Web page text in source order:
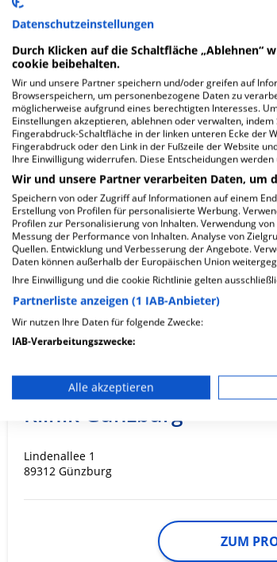
Bezirkskliniken
Bezirkskrankenhaus
Lindenallee 2
89312 Günzburg
ZUM
In dieser Klinik sind leider
via
Kreiskliniken Günzburg-
Klinik Günzburg
Lindenallee 1
89312 Günzburg
ZUM
Datenschutzeinstellungen
Durch Klicken auf die Schaltfläche
cookie beibehalten.
Wir und unsere Partner speichern und/oder greifen auf
Browserspeichern, um personenbezogene Daten zu
möglicherweise aufgrund eines berechtigten Interesses.
Einstellungen akzeptieren, ablehnen oder verwalten,
Fingerabdruck-Schaltfläche in der linken unteren Ecke der
Fingerabdruck oder den Link in der Fußzeile der Website
Ihre Einwilligung widerrufen. Diese Entscheidungen
Wir und unsere Partner verarbeiten Daten, um
Speichern von oder Zugriff auf Informationen auf einem
Erstellung von Profilen für personalisierte Werbung.
Profilen zur Personalisierung von Inhalten. Verwendung
Messung der Performance von Inhalten. Analyse von
Quellen. Entwicklung und Verbesserung der Angebote.
Daten können außerhalb der Europäischen Union
Ihre Einwilligung und die cookie Richtlinie gelten
Partnerliste anzeigen (1 IAB-Anbieter)
Wir nutzen Ihre Daten für folgende Zwecke:
IAB-Verarbeitungszwecke:
Verwendung reduzierter Daten zur Auswahl
Erstellung von Profilen für personalisierte
Verwendung von Profilen zur Auswahl
Erstellung von Profilen zur Personalisierung
Verwendung von Profilen zur Auswahl
Alle akzeptieren